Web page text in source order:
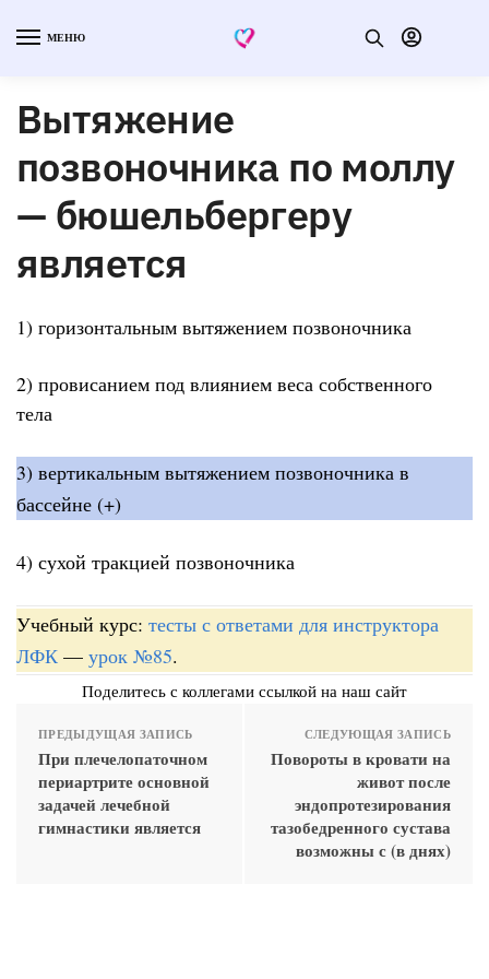
МЕНЮ
Вытяжение
позвоночника по моллу
— бюшельбергеру
является
1) горизонтальным вытяжением позвоночника
2) провисанием под влиянием веса собственного
тела
3) вертикальным вытяжением позвоночника в
бассейне (+)
4) сухой тракцией позвоночника
Учебный курс: тесты с ответами для инструктора
ЛФК — урок №85.
Поделитесь с коллегами ссылкой на наш сайт
ПРЕДЫДУЩАЯ ЗАПИСЬ
При плечелопаточном
периартрите основной
задачей лечебной
гимнастики является
СЛЕДУЮЩАЯ ЗАПИСЬ
Повороты в кровати на
живот после
эндопротезирования
тазобедренного сустава
возможны с (в днях)